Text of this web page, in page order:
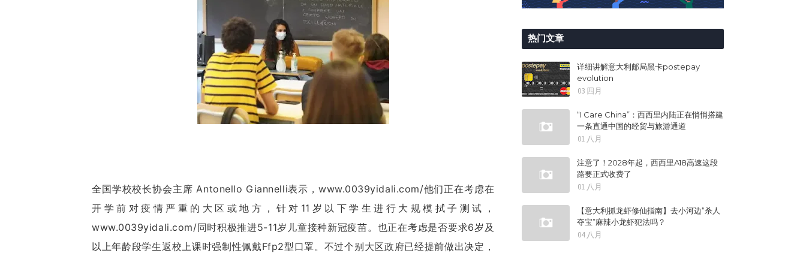
全国学校校长协会主席 Antonello Giannelli表示，www.0039yidali.com/他们正在考虑在
开学前对疫情严重的大区或地方，针对11岁以下学生进行大规模拭子测试，
www.0039yidali.com/同时积极推进5-11岁儿童接种新冠疫苗。也正在考虑是否要求6岁及
以上年龄段学生返校上课时强制性佩戴Ffp2型口罩。不过个别大区政府已经提前做出决定，
热门文章
详细讲解意大利邮局黑卡postepay
evolution
03 四月
“I Care China”：西西里内陆正在悄悄搭建
一条直通中国的经贸与旅游通道
01 八月
注意了！2028年起，西西里A18高速这段
路要正式收费了
01 八月
【意大利抓龙虾修仙指南】去小河边“杀人
夺宝”麻辣小龙虾犯法吗？
04 八月